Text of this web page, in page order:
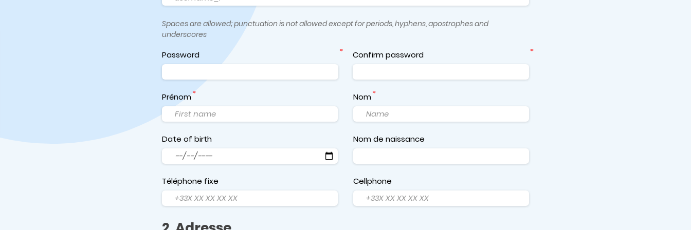
Spaces are allowed; punctuation is not allowed except for periods, hyphens, apostrophes and
underscores
Password Confirm password
Prénom Nom
Date of birth
Date
Nom de naissance
Téléphone fixe Cellphone